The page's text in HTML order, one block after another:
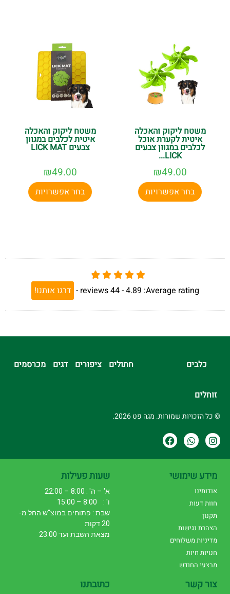
משטח ליקוק והאכלה
איטית לקערת אוכל
לכלבים במגוון צבעים
LICK...
₪49.00
בחר אפשרויות
משטח ליקוק והאכלה
איטית לכלבים במגוון
צבעים LICK MAT
₪49.00
בחר אפשרויות
Average rating:
4.89 -
44
reviews
- דרגו אותנו!
כלבים חתולים ציפורים דגים מכרסמים
זוחלים
© כל הזכויות שמורות. מגה פט 2026.
מידע שימושי
אודותינו
חוות דעות
תקנון
הצהרת נגישות
מדיניות משלוחים
חנויות חיות
מבצעי החודש
שעות פעילות
א' – ה' : 8:00 – 22:00
ו' : 8:00 – 15:00
שבת : פתוחים במוצ"ש החל מ-
20 דקות
מצאת השבת ועד 23:00
צור קשר כתובתנו